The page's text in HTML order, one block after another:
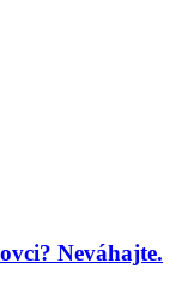
Neváhajte.